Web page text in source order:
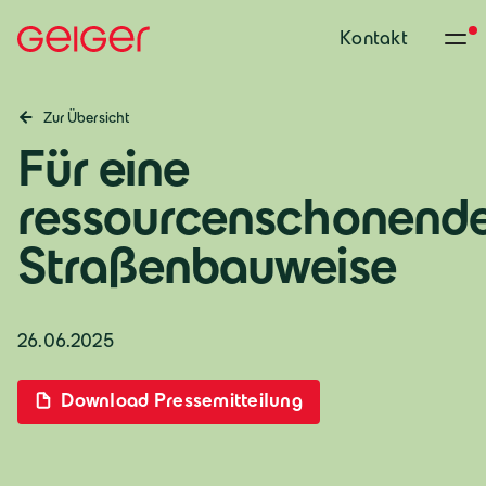
Kontakt
Zur Übersicht
Für eine
Straßenbauweise
26.06.2025
Download Pressemitteilung